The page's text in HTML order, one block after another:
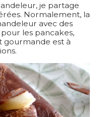
je partage
Normalement, la
avec des
pour les pancakes,
gourmande est à